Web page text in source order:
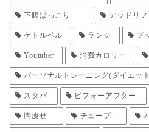
下腹ぽっこり デッドリフ
ケトルベル ランジ プ
Youtuber 消費カロリー
パーソナルトレーニング(ダイエッ
スタバ ビフォーアフター
脚痩せ チューブ